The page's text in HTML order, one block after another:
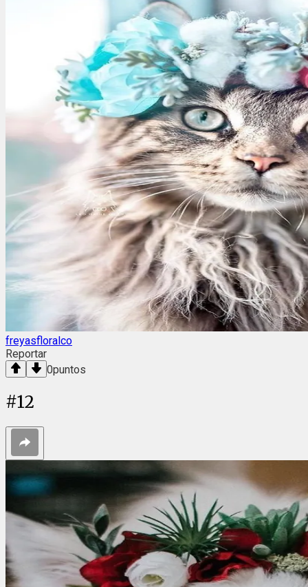
freyasfloralco
Reportar
0puntos
#12